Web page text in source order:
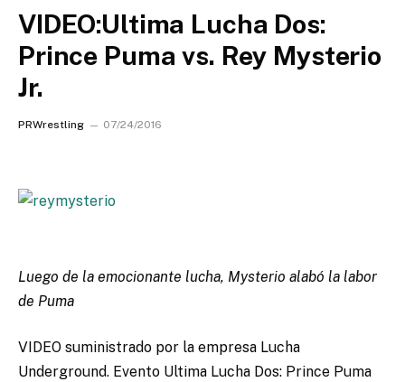
VIDEO:Ultima Lucha Dos:
Prince Puma vs. Rey Mysterio
Jr.
PRWrestling 07/24/2016
Luego de la emocionante lucha, Mysterio alabó la labor
de Puma
VIDEO suministrado por la empresa Lucha
Underground. Evento Ultima Lucha Dos: Prince Puma